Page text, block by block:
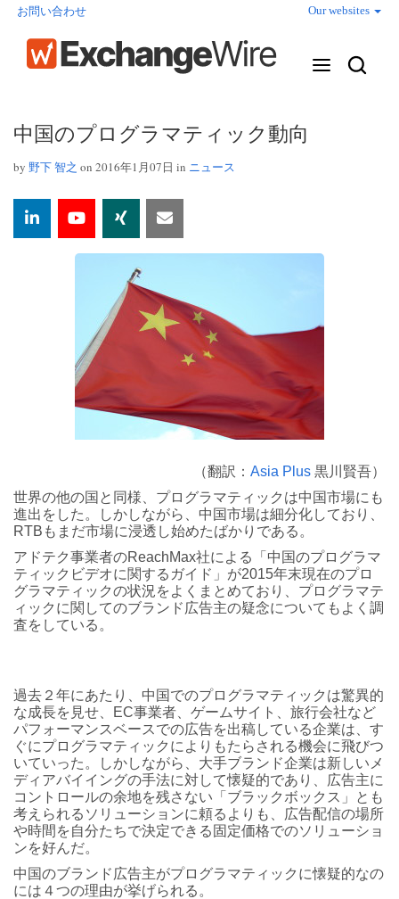
お問い合わせ Our websites
中国のプログラマティック動向
by 野下 智之 on 2016年1月07日 in ニュース
（翻訳： Asia Plus 黒川賢吾）
世界の他の国と同様、プログラマティックは中国市場にも
進出をした。しかしながら、中国市場は細分化しており、
RTBもまだ市場に浸透し始めたばかりである。
アドテク事業者のReachMax社による「中国のプログラマ
ティックビデオに関するガイド」が2015年末現在のプロ
グラマティックの状況をよくまとめており、プログラマテ
ィックに関してのブランド広告主の疑念についてもよく調
査をしている。
過去２年にあたり、中国でのプログラマティックは驚異的
な成長を見せ、EC事業者、ゲームサイト、旅行会社など
パフォーマンスベースでの広告を出稿している企業は、す
ぐにプログラマティックによりもたらされる機会に飛びつ
いていった。しかしながら、大手ブランド企業は新しいメ
ディアバイイングの手法に対して懐疑的であり、広告主に
コントロールの余地を残さない「ブラックボックス」とも
考えられるソリューションに頼るよりも、広告配信の場所
や時間を自分たちで決定できる固定価格でのソリューショ
ンを好んだ。
中国のブランド広告主がプログラマティックに懐疑的なの
には４つの理由が挙げられる。